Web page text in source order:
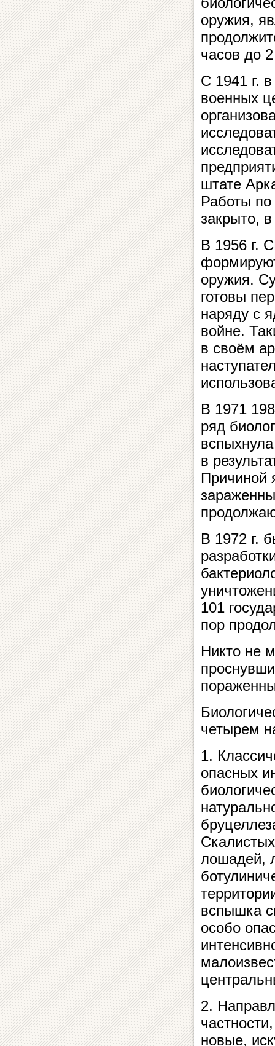
оружия,
часов до
С 1941 г.
военных
штате
Работы по
закрыто,
В 1956 г.
оружия.
готовы
наряду с
войне.
в своём
В 1971
ряд
в
Причиной
В 1972 г.
101
пор
Никто не
четырем
1.
опасных
лошадей,
вспышка
особо
2.
новые,